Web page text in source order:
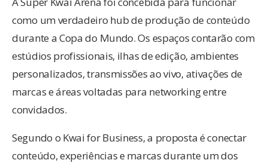
como um verdadeiro hub de produção de conteúdo
durante a Copa do Mundo. Os espaços contarão com
estúdios profissionais, ilhas de edição, ambientes
personalizados, transmissões ao vivo, ativações de
marcas e áreas voltadas para networking entre
convidados.
Segundo o Kwai for Business, a proposta é conectar
conteúdo, experiências e marcas durante um dos